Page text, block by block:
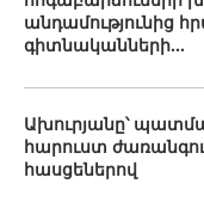
անդամությունից
գիտնականների...
Ախուրյանը՝
հարուստ
հասցեներով